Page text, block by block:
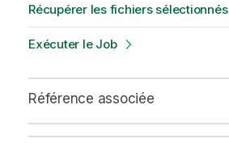
Récupérer les fichiers sélectionnés
Exécuter le Job
Référence associée